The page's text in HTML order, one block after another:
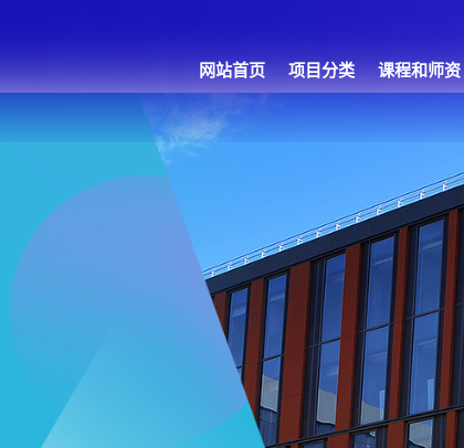
网站首页 项目分类 课程和师资